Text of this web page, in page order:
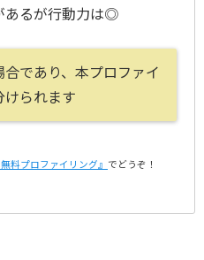
あるが行動力は◎
であり、本プロファイ
けられます
無料プロファイリング』 でどうぞ！